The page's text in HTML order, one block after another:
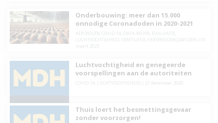
Onderbouwing: meer dan 15.000
onnodige Coronadoden in 2020-2021
AEROSOLEN COVID-19, DATA-R0-IFR EVALUATIE
LUCHTVOCHTIGHEID, VENTILATIE VERSPREIDINGSWIJZEN
01
maart 2025
Luchtvochtigheid en genegeerde
voorspellingen aan de autoriteiten
COVID-19, LUCHTVOCHTIGHEID| 21 december 2020
Thuis loert het besmettingsgevaar
zonder voorzorgen!